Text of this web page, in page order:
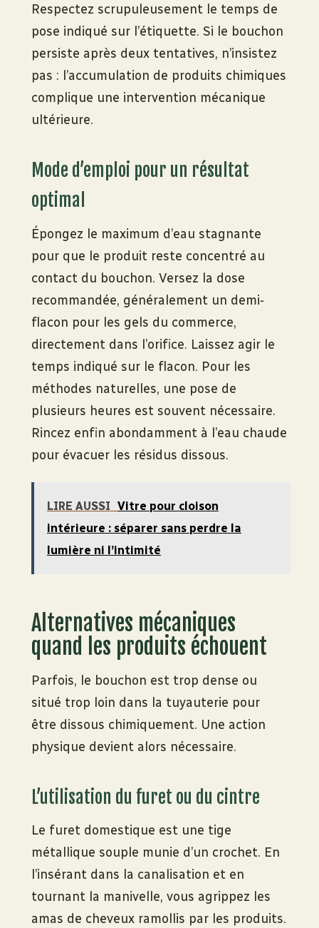
Respectez scrupuleusement le temps de
pose indiqué sur l’étiquette. Si le bouchon
persiste après deux tentatives, n’insistez
pas : l’accumulation de produits chimiques
complique une intervention mécanique
ultérieure.
Mode d’emploi pour un résultat
optimal
Épongez le maximum d’eau stagnante
pour que le produit reste concentré au
contact du bouchon. Versez la dose
recommandée, généralement un demi-
flacon pour les gels du commerce,
directement dans l’orifice. Laissez agir le
temps indiqué sur le flacon. Pour les
méthodes naturelles, une pose de
plusieurs heures est souvent nécessaire.
Rincez enfin abondamment à l’eau chaude
pour évacuer les résidus dissous.
LIRE AUSSI Vitre pour cloison
intérieure : séparer sans perdre la
lumière ni l’intimité
Alternatives mécaniques
quand les produits échouent
Parfois, le bouchon est trop dense ou
situé trop loin dans la tuyauterie pour
être dissous chimiquement. Une action
physique devient alors nécessaire.
L’utilisation du furet ou du cintre
Le furet domestique est une tige
métallique souple munie d’un crochet. En
l’insérant dans la canalisation et en
tournant la manivelle, vous agrippez les
amas de cheveux ramollis par les produits.